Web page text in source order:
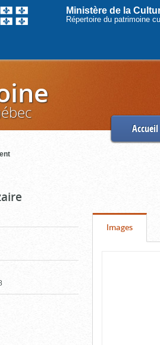
Ministère de la
Répertoire du patrimoine
Accueil
Onglet
Images(cliquer
pour